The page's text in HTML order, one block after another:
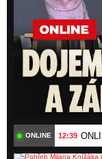
ONLINE 12:39